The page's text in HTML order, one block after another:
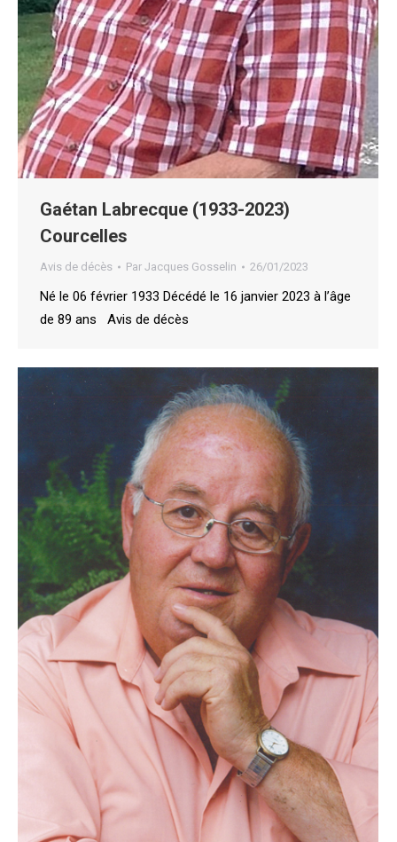
Gaétan Labrecque (1933-2023)
Courcelles
Avis de décès Par Jacques Gosselin 26/01/2023
Né le 06 février 1933 Décédé le 16 janvier 2023 à l’âge
de 89 ans Avis de décès